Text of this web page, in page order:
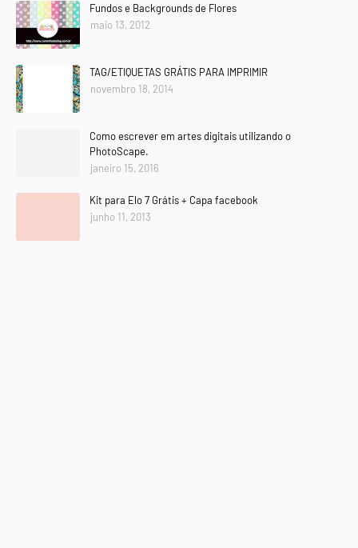
Fundos e Backgrounds de Flores
maio 13, 2012
TAG/ETIQUETAS GRÁTIS PARA IMPRIMIR
novembro 18, 2014
Como escrever em artes digitais utilizando o
PhotoScape.
janeiro 15, 2016
Kit para Elo 7 Grátis + Capa facebook
junho 11, 2013